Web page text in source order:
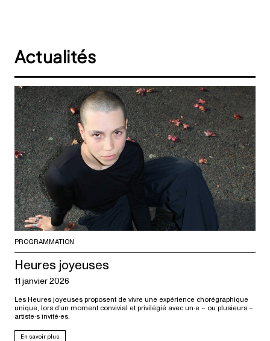
Actualités
PROGRAMMATION
Heures joyeuses
11 janvier 2026
Les Heures joyeuses proposent de vivre une expérience chorégraphique
unique, lors d’un moment convivial et privilégié avec un·e – ou plusieurs –
artiste·s invité·es.
En savoir plus